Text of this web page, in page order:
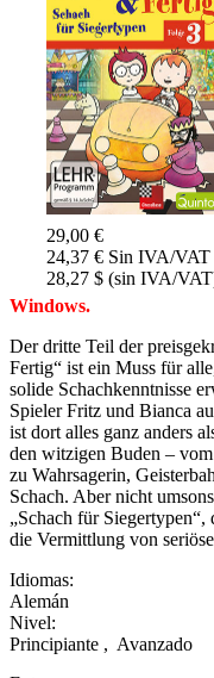
29,00 €
24,37 € Sin IVA/VAT
28,27 $ (sin IVA/
Windows.
Der dritte Teil der
Fertig“ ist ein Muss für
solide Schachkenntnisse
Spieler Fritz und Bianca
ist dort alles ganz anders
den witzigen Buden –
zu Wahrsagerin,
Schach. Aber nicht
„Schach für
die Vermittlung von
Idiomas:
Alemán
Nivel:
Principiante , Avanzado